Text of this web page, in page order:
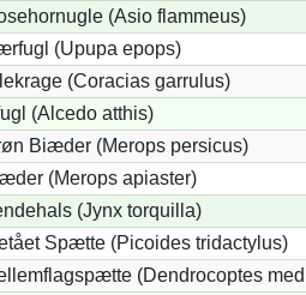
(Asio flammeus)
(Upupa epops)
(Coracias garrulus)
(Alcedo atthis)
Biæder (Merops persicus)
(Merops apiaster)
(Jynx torquilla)
Spætte (Picoides tridactylus)
(Dendrocoptes